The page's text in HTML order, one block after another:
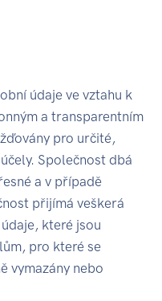
údaje ve vztahu k
a transparentním
pro určité,
Společnost dbá
a v případě
přijímá veškerá
které jsou
pro které se
vymazány nebo